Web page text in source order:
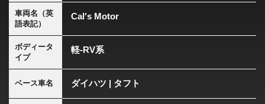
車両名（英
語表記）
Cal's Motor
ボディータ
イプ
軽-RV系
ベース車名 ダイハツ | タフト